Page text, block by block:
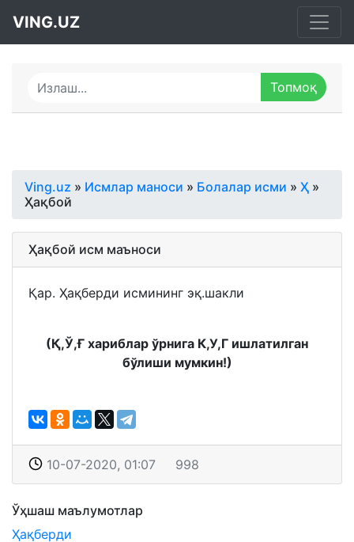
VING.UZ
Ving.uz » Исмлар маноси » Болалар исми » Ҳ »
Ҳақбой
Ҳақбой исм маъноси
Қар. Ҳақберди исмининг эқ.шакли
(Қ,Ў,Ғ хариблар ўрнига К,У,Г ишлатилган
бўлиши мумкин!)
10-07-2020, 01:07 998
Ўҳшаш маълумотлар
Ҳақберди